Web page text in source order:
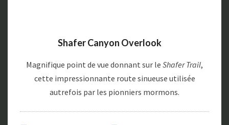
Shafer Canyon Overlook
Magnifique point de vue donnant sur le Shafer Trail,
cette impressionnante route sinueuse utilisée
autrefois par les pionniers mormons.